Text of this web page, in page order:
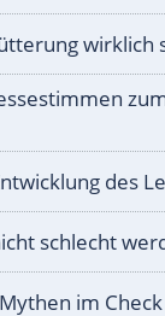
wirklich
des
schlecht
im Check